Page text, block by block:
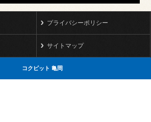
プライバシーポリシー
サイトマップ
コクピット 亀岡